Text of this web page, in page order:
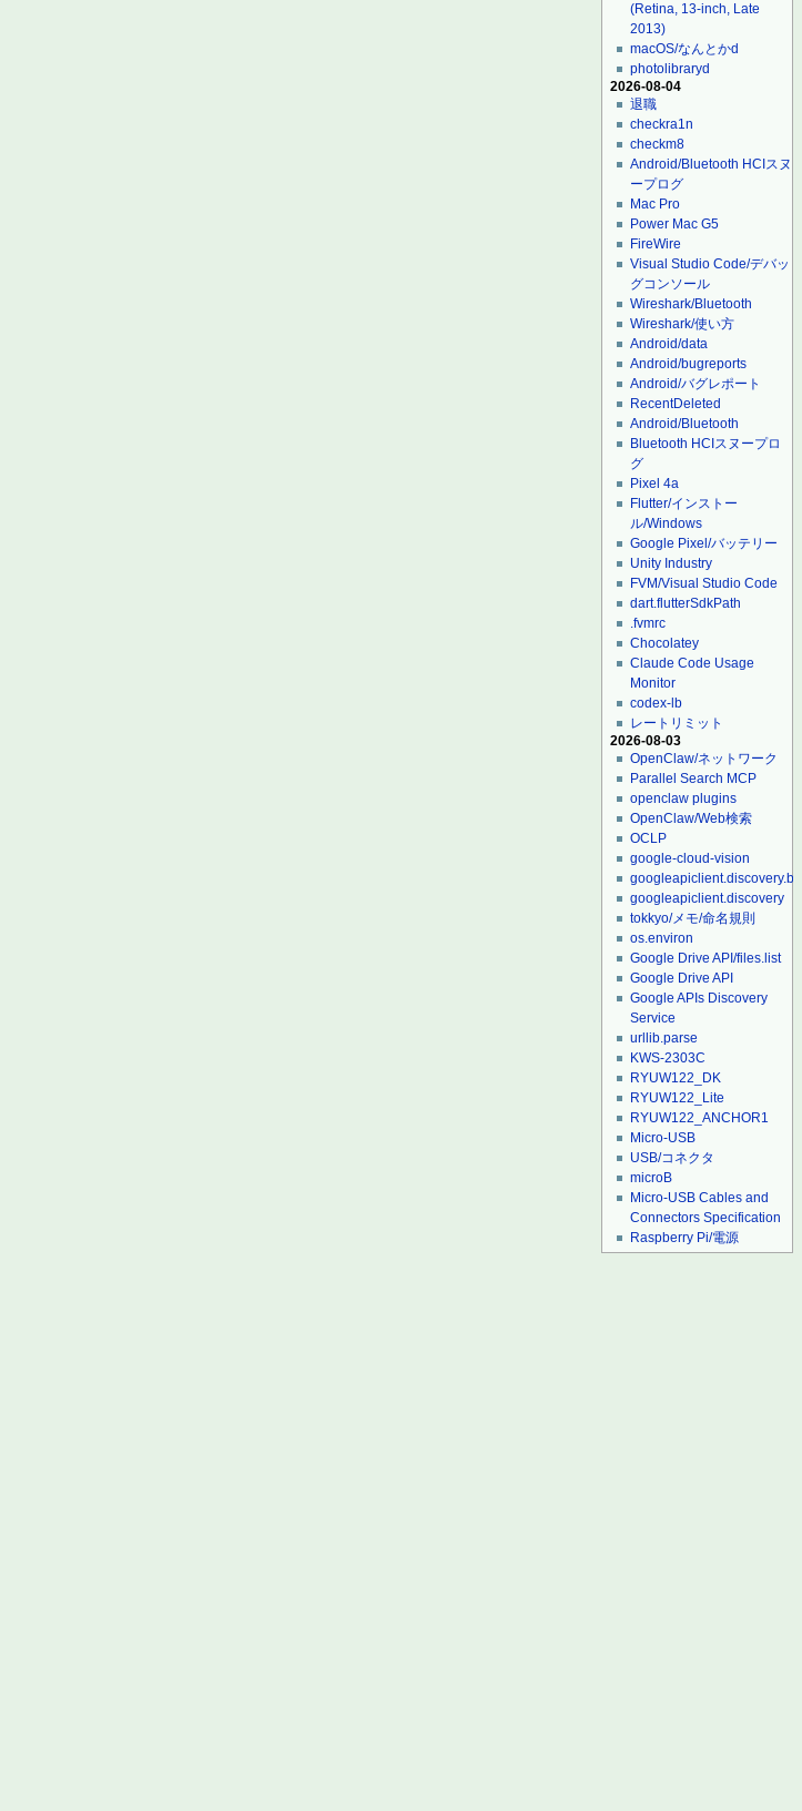
(Retina, 13-inch, Late
2013)
macOS/なんとかd
photolibraryd
2026-08-04
退職
checkra1n
checkm8
Android/Bluetooth HCIスヌ
ープログ
Mac Pro
Power Mac G5
FireWire
Visual Studio Code/デバッ
グコンソール
Wireshark/Bluetooth
Wireshark/使い方
Android/data
Android/bugreports
Android/バグレポート
RecentDeleted
Android/Bluetooth
Bluetooth HCIスヌープロ
グ
Pixel 4a
Flutter/インストー
ル/Windows
Google Pixel/バッテリー
Unity Industry
FVM/Visual Studio Code
dart.flutterSdkPath
.fvmrc
Chocolatey
Claude Code Usage
Monitor
codex-lb
レートリミット
2026-08-03
OpenClaw/ネットワーク
Parallel Search MCP
openclaw plugins
OpenClaw/Web検索
OCLP
google-cloud-vision
googleapiclient.discovery
tokkyo/メモ/命名規則
os.environ
Google Drive API/files.list
Google Drive API
Google APIs Discovery
Service
urllib.parse
KWS-2303C
RYUW122_DK
RYUW122_Lite
RYUW122_ANCHOR1
Micro-USB
USB/コネクタ
microB
Micro-USB Cables and
Connectors Specification
Raspberry Pi/電源